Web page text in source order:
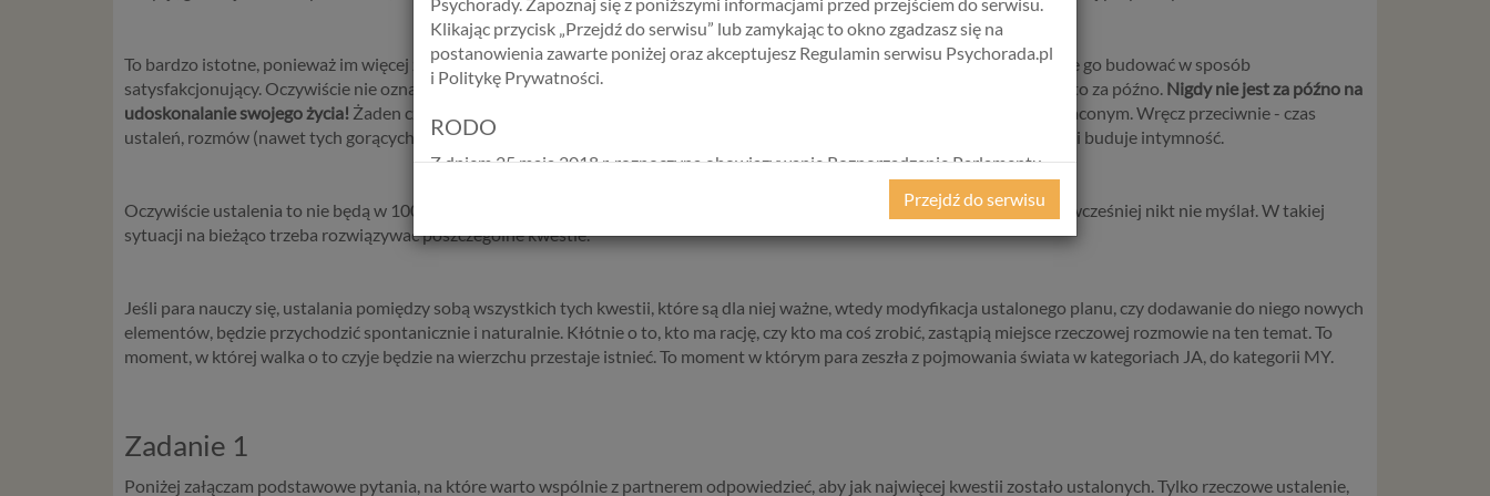
To bardzo istotne, ponieważ im więcej zagadnień zostanie ustalonych i określonych już na początku związku, tym łatwiej będzie go budować w sposób
satysfakcjonujący. Oczywiście nie oznacza to, że jeśli para zacznie ustalać swoje wzajemne oczekiwania 20 lat po ślubie, to jest to za późno. Nigdy nie jest za późno na
udoskonalanie swojego życia! Żaden czas i wkład pracy włożony w to, aby związek przynosił nam szczęście, nie jest czasem straconym. Wręcz przeciwnie - czas
ustaleń, rozmów (nawet tych gorących), to czas, który para spędza razem, zbliża się do siebie, poznaje się lepiej, zacieśnia więzy i buduje intymność.
Oczywiście ustalenia to nie będą w 100% sztywne, ponieważ życie jest nieprzewidywalne i mogą zadziać się sprawy o których wcześniej nikt nie myślał. W takiej
sytuacji na bieżąco trzeba rozwiązywać poszczególne kwestie.
Jeśli para nauczy się, ustalania pomiędzy sobą wszystkich tych kwestii, które są dla niej ważne, wtedy modyfikacja ustalonego planu, czy dodawanie do niego nowych
elementów, będzie przychodzić spontanicznie i naturalnie. Kłótnie o to, kto ma rację, czy kto ma coś zrobić, zastąpią miejsce rzeczowej rozmowie na ten temat. To
moment, w której walka o to czyje będzie na wierzchu przestaje istnieć. To moment w którym para zeszła z pojmowania świata w kategoriach JA, do kategorii MY.
Zadanie 1
Poniżej załączam podstawowe pytania, na które warto wspólnie z partnerem odpowiedzieć, aby jak najwięcej kwestii zostało ustalonych. Tylko rzeczowe ustalenie,
Klikając przycisk „Przejdź do serwisu” lub zamykając to okno zgadzasz się na
postanowienia zawarte poniżej oraz akceptujesz Regulamin serwisu Psychorada.pl
i Politykę Prywatności.
RODO
Z dniem 25 maja 2018 r. rozpoczyna obowiązywanie Rozporządzenie Parlamentu
Europejskiego i Rady (UE) 2016/679 z dnia 27 kwietnia 2016 r. w sprawie ochrony
osób fizycznych w związku z przetwarzaniem danych osobowych i w sprawie
swobodnego przepływu takich danych oraz uchylenia dyrektywy 95/46/WE
wprowadza szereg zmian w zasadach regulujących przetwarzanie danych
osobowych, które będą miały wpływ na wiele dziedzin życia, w tym na korzystanie z
usług internetowych, takich jak między innymi usługi serwisu Psychorada.pl. W tej
Przejdź do serwisu